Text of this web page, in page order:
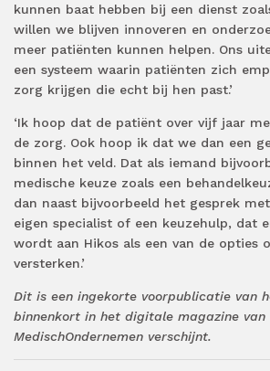
kunnen baat hebben bij een dienst
willen we blijven innoveren en
meer patiënten kunnen helpen. Ons
een systeem waarin patiënten zich
zorg krijgen die echt bij hen past.’
‘Ik hoop dat de patiënt over vijf jaar
de zorg. Ook hoop ik dat we dan een
binnen het veld. Dat als iemand
medische keuze zoals een
dan naast bijvoorbeeld het gesprek
eigen specialist of een keuzehulp, dat
wordt aan Hikos als een van de opties
versterken.’
Dit is een ingekorte voorpublicatie van
binnenkort in het digitale magazine van
MedischOndernemen verschijnt.